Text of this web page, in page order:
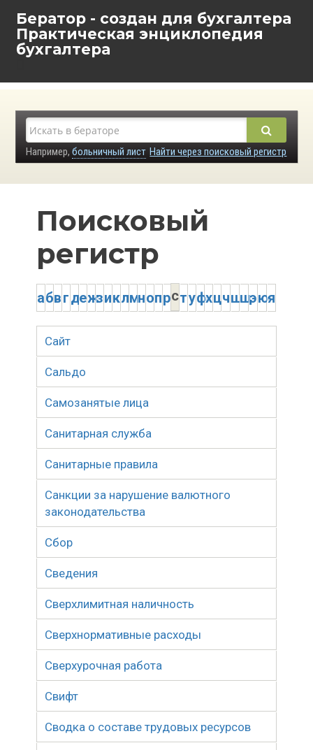
Бератор - создан для бухгалтера
Практическая энциклопедия
бухгалтера
Найти через поисковый регистр
Например, больничный лист
Поисковый
регистр
абвгдежзиклмнопрстуфхцчшщэюя
Сайт
Сальдо
Самозанятые лица
Санитарная служба
Санитарные правила
Санкции за нарушение валютного
законодательства
Сбор
Сведения
Сверхлимитная наличность
Сверхнормативные расходы
Сверхурочная работа
Свифт
Сводка о составе трудовых ресурсов